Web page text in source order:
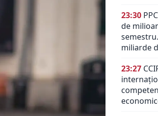
23:30
de
miliarde
23:27